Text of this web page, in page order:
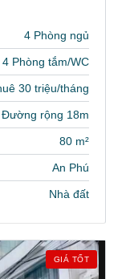
4 Phòng ngủ
4 Phòng tắm/WC
30 triệu/tháng
Đường rộng 18m
80 m²
An Phú
Nhà đất
GIÁ TỐT